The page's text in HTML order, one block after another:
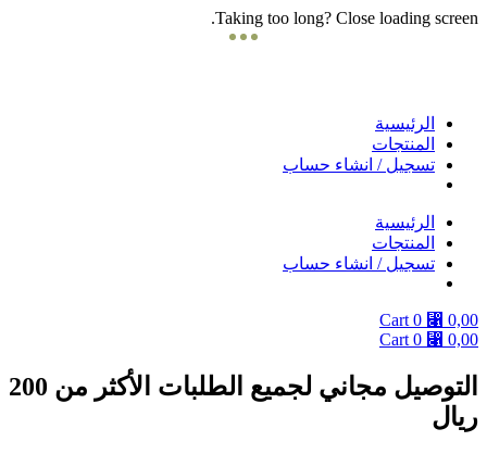
Taking too long? Close loading screen.
content الرئيسية
المنتجات
تسجيل / انشاء حساب
الرئيسية
المنتجات
تسجيل / انشاء حساب
⃁ 0,00
0
Cart
⃁ 0,00
0
Cart
التوصيل مجاني لجميع الطلبات الأكثر من 200
ريال